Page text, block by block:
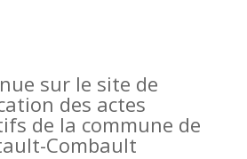
sur le site de
des actes
de la commune de
Combault